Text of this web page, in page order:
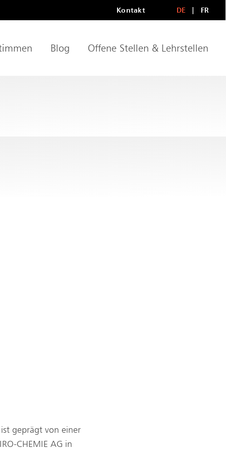
Metanavigationn
Kontakt DE FR
Blog Offene Stellen & Lehrstellen
geprägt von einer
CHEMIE AG in